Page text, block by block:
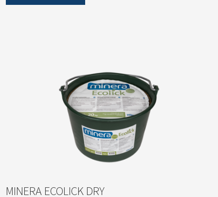
MINERA ECOLICK DRY